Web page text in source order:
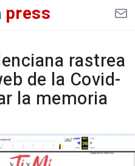
press
rastrea
de la Covid-
la memoria